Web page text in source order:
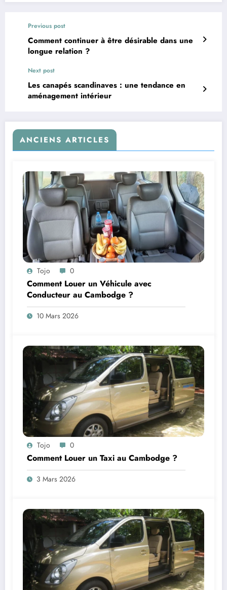
Previous post
Comment continuer à être désirable dans une
longue relation ?
Next post
Les canapés scandinaves : une tendance en
aménagement intérieur
ANCIENS ARTICLES
Tojo 0
Comment Louer un Véhicule avec
Conducteur au Cambodge ?
10 Mars 2026
Tojo 0
Comment Louer un Taxi au Cambodge ?
3 Mars 2026